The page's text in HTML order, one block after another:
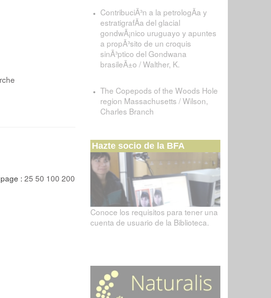
: 25 50 100 200
ContribuciÃ³n a la petrologÃ­a y
estratigrafÃ­a del glacial
gondwÃ¡nico uruguayo y apuntes
a propÃ³sito de un croquis
sinÃ³ptico del Gondwana
brasileÃ±o / Walther, K.
The Copepods of the Woods Hole
region Massachusetts / Wilson,
Charles Branch
Hazte socio de la BFA
Conoce los requisitos para tener una
cuenta de usuario de la Biblioteca.